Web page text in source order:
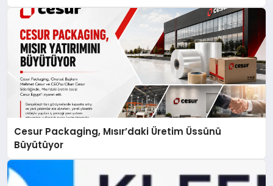
Cesur Packaging, Mısır’daki Üretim Üssünü
Büyütüyor